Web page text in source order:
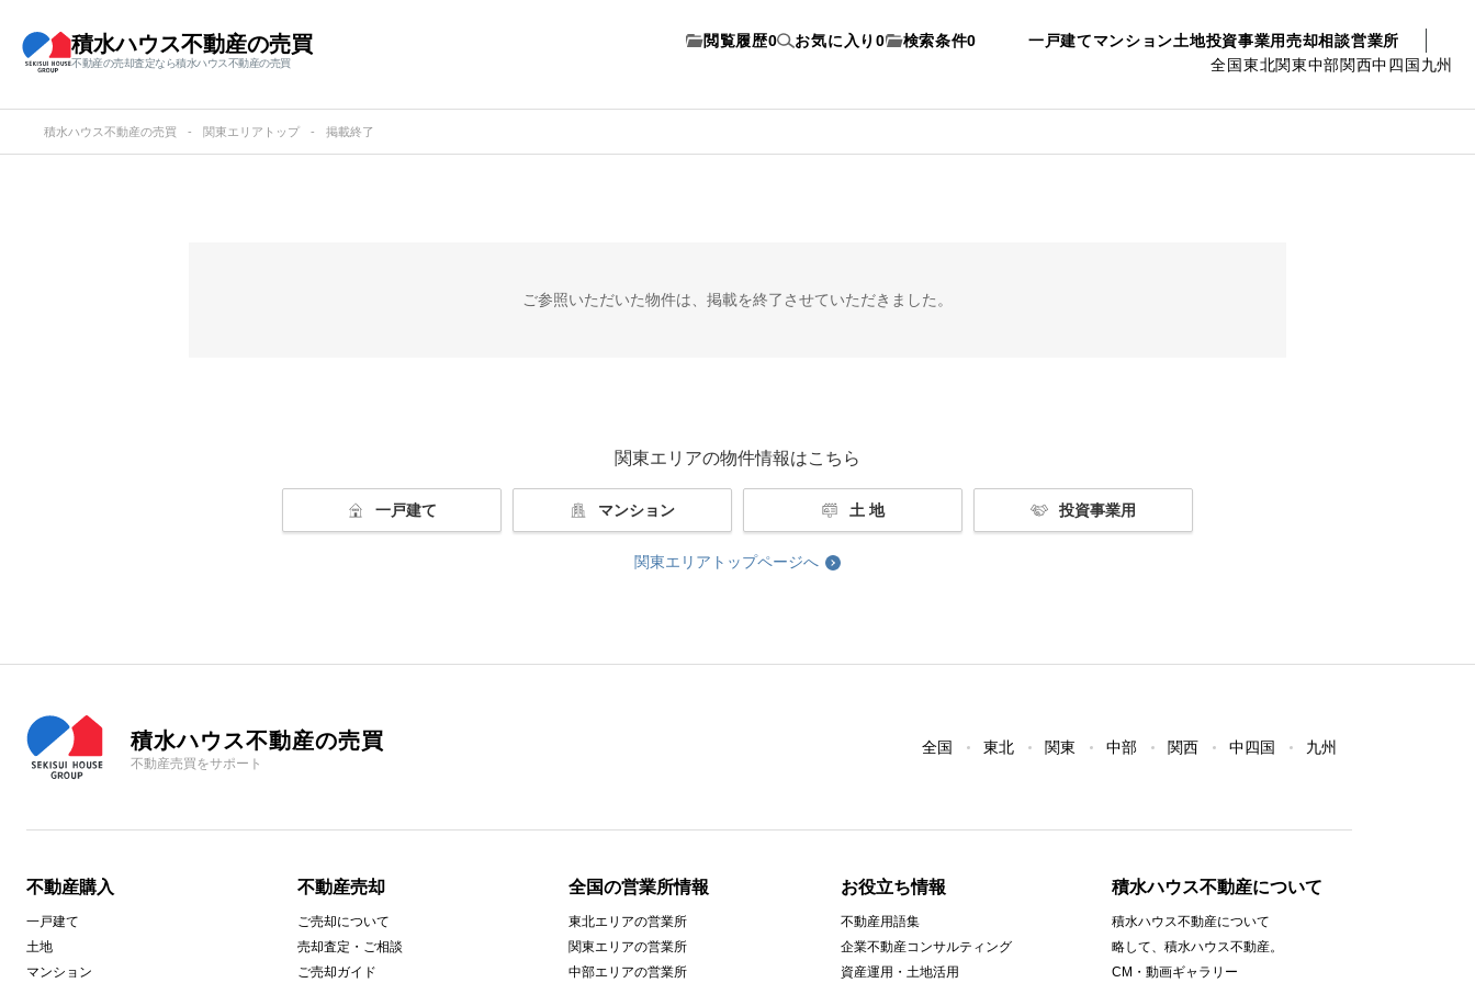
積水ハウス不動産の売買
不動産の売却査定なら積水ハウス不動産の売買
一戸建てマンション土地投資事業用売却相談営業所
全国東北関東中部関西中四国九州
閲覧履歴0 お気に入り 0 検索条件0
積水ハウス不動産の売買 関東エリアトップ 掲載終了
ご参照いただいた物件は、 掲載を終了させていただきました。
関東エリアの物件情報はこちら
一戸建て マンション 土 地 投資事業用
関東エリアトップページへ
積水ハウス不動産の売買
不動産売買をサポート
全国 東北 関東 中部 関西 中四国 九州
不動産購入
一戸建て
土地
マンション
不動産売却
ご売却について
売却査定・ご相談
ご売却ガイド
全国の営業所情報
東北エリアの営業所
関東エリアの営業所
中部エリアの営業所
お役立ち情報
不動産用語集
企業不動産コンサルティング
資産運用・土地活用
積水ハウス不動産について
積水ハウス不動産について
略して、積水ハウス不動産。
CM・動画ギャラリー